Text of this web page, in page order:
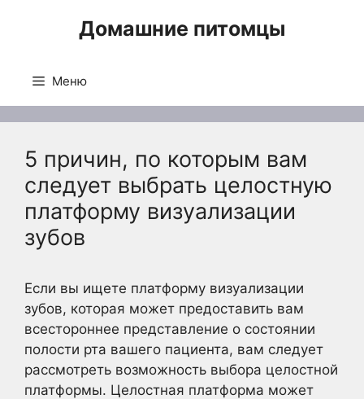
Домашние питомцы
Меню
5 причин, по которым вам
следует выбрать целостную
платформу визуализации
зубов
Если вы ищете платформу визуализации
зубов, которая может предоставить вам
всестороннее представление о состоянии
полости рта вашего пациента, вам следует
рассмотреть возможность выбора целостной
платформы. Целостная платформа может